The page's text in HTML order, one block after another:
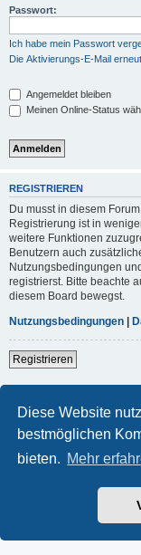
Diese Website
bestmöglichen
bieten. Mehr
Passwort:
Ich habe mein Passwort
Die Aktivierungs-E-Mail
Angemeldet bleiben
Meinen Online-Status
REGISTRIEREN
Du musst in diesem
Registrierung ist in
weitere Funktionen
Benutzern auch
Nutzungsbedingungen
registrierst. Bitte beachte
diesem Board bewegst.
Nutzungsbedingungen
Registrieren
TUK TUK Thailand
Powered by